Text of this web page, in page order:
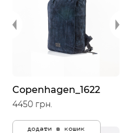
Copenhagen_1622
4450 грн.
додати в кошик